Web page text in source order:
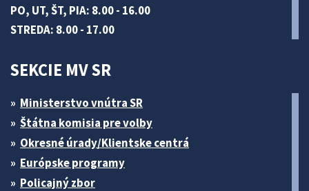
PO, UT, ŠT, PIA: 8.00 - 16.00
STREDA: 8.00 - 17.00
SEKCIE MV SR
Ministerstvo vnútra SR
Štátna komisia pre volby
Okresné úrady/Klientske centrá
Európske programy
Policajný zbor